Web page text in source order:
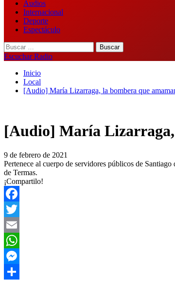
Audios
Internacional
Deporte
Espectáculo
Buscar:
Escuchar Radio
Inicio
Local
[Audio] María Lizarraga, la bombera que
[Audio] María Lizarraga,
9 de febrero de 2021
Pertenece al cuerpo de servidores públicos de
de Termas.
¡Compartilo!
Facebook
Twitter
Email
WhatsApp
Messenger